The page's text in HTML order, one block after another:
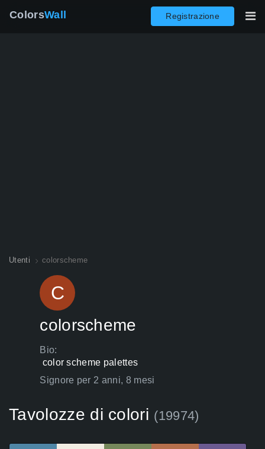
ColorsWall Registrazione
Utenti colorscheme
C
colorscheme
Bio:
color scheme palettes
Signore per 2 anni, 8 mesi
Tavolozze di colori (19974)